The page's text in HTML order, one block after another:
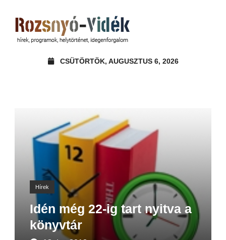
CSÜTÖRTÖK, AUGUSZTUS 6, 2026
Hírek
Idén még 22-ig tart nyitva a
könyvtár